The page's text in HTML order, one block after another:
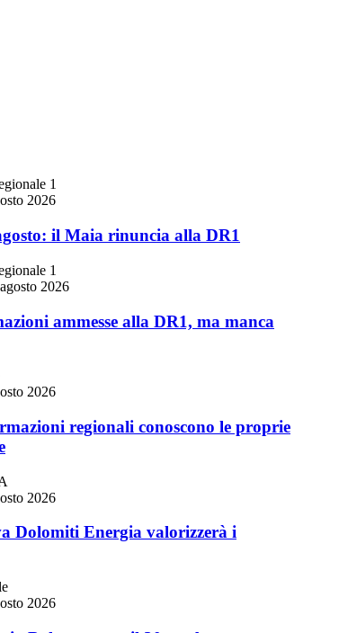
1
2026
il Maia rinuncia alla DR1
1
2026
ammesse alla DR1, ma manca
2026
regionali conoscono le proprie
2026
Dolomiti Energia valorizzerà i
2026